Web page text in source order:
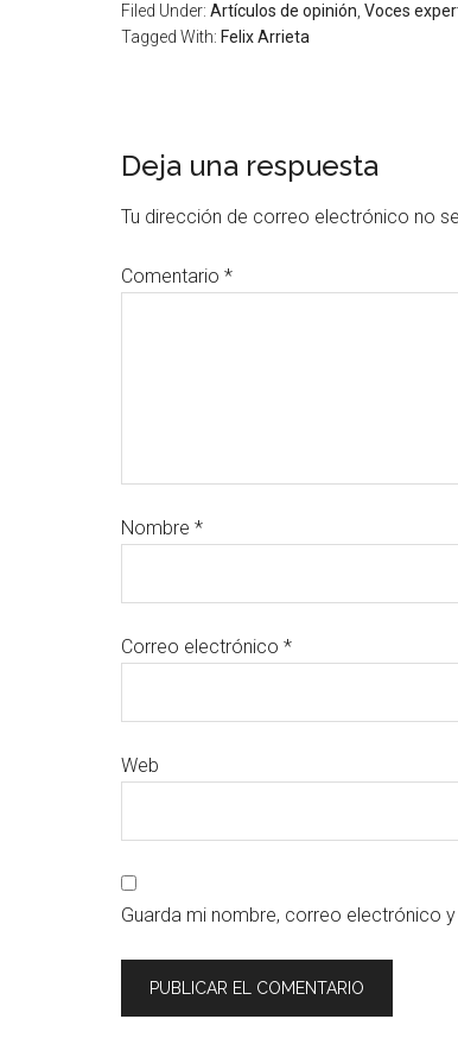
Filed Under: Artículos de opinión Voces
Tagged With: Felix Arrieta
Deja una respuesta
Tu dirección de correo electrónico no
Comentario *
Nombre *
Correo electrónico *
Web
Guarda mi nombre, correo electrónico